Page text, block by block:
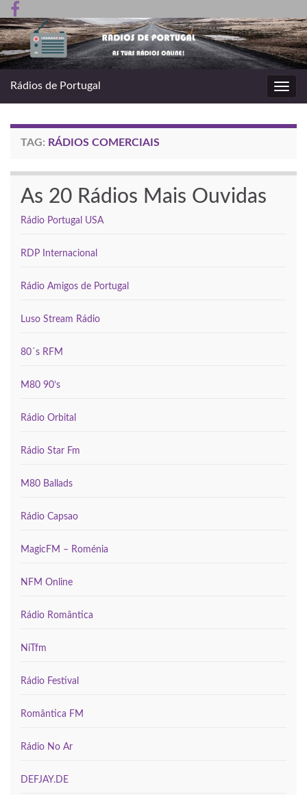
Rádios de Portugal
TAG: RÁDIOS COMERCIAIS
As 20 Rádios Mais Ouvidas
Rádio Portugal USA
RDP Internacional
Rádio Amigos de Portugal
Luso Stream Rádio
80´s RFM
M80 90’s
Rádio Orbital
Rádio Star Fm
M80 Ballads
Rádio Capsao
MagicFM – Roménia
NFM Online
Rádio Romântica
NiTfm
Rádio Festival
Romântica FM
Rádio No Ar
DEFJAY.DE